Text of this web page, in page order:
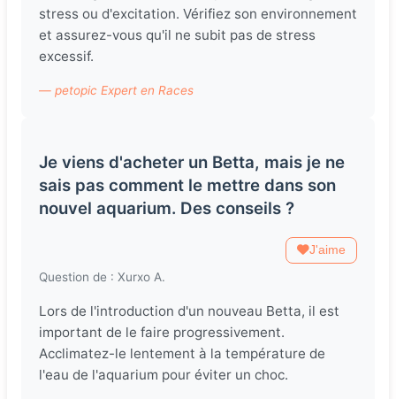
stress ou d'excitation. Vérifiez son environnement
et assurez-vous qu'il ne subit pas de stress
excessif.
— petopic Expert en Races
Je viens d'acheter un Betta, mais je ne
sais pas comment le mettre dans son
nouvel aquarium. Des conseils ?
J'aime
Question de : Xurxo A.
Lors de l'introduction d'un nouveau Betta, il est
important de le faire progressivement.
Acclimatez-le lentement à la température de
l'eau de l'aquarium pour éviter un choc.